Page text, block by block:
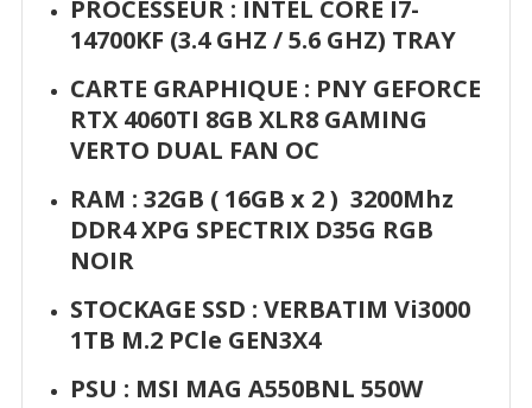
PROCESSEUR : INTEL CORE I7-
14700KF (3.4 GHZ / 5.6 GHZ) TRAY
CARTE GRAPHIQUE : PNY GEFORCE
RTX 4060TI 8GB XLR8 GAMING
VERTO DUAL FAN OC
RAM : 32GB ( 16GB x 2 ) 3200Mhz
DDR4 XPG SPECTRIX D35G RGB
NOIR
STOCKAGE SSD : VERBATIM Vi3000
1TB M.2 PCle GEN3X4
PSU : MSI MAG A550BNL 550W